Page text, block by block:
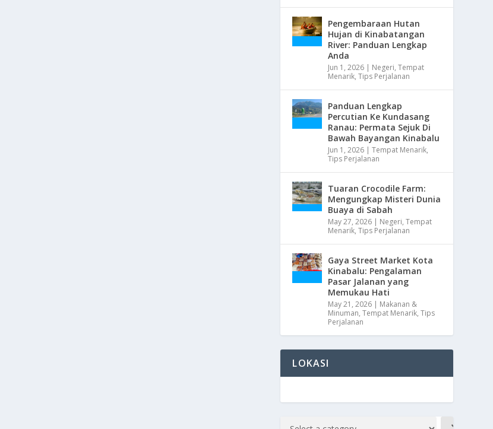
Pengembaraan Hutan
Hujan di Kinabatangan
River: Panduan Lengkap
Anda
Jun 1, 2026 | Negeri,Tempat
Menarik,Tips Perjalanan
Panduan Lengkap
Percutian Ke Kundasang
Ranau: Permata Sejuk Di
Bawah Bayangan Kinabalu
Jun 1, 2026 |Tempat Menarik,
Tips Perjalanan
Tuaran Crocodile Farm:
Mengungkap Misteri Dunia
Buaya di Sabah
May 27, 2026 | Negeri,Tempat
Menarik,Tips Perjalanan
Gaya Street Market Kota
Kinabalu: Pengalaman
Pasar Jalanan yang
Memukau Hati
May 21, 2026 | Makanan &
Minuman,Tempat Menarik,Tips
Perjalanan
LOKASI